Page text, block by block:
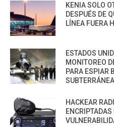
KENIA SOLO
DESPUÉS DE
LÍNEA FUERA
ESTADOS
MONITOREO
PARA ESPIAR
HACKEAR